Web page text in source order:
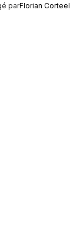
parFlorian Corteel